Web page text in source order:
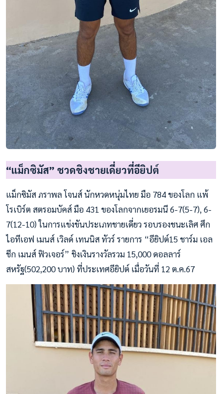
“แม็กซิมัส” ชวดชิงชายเดี่ยวที่อียิปต์
แม็กซิมัส ภราพล โจนส์ นักหวดหนุ่มไทย มือ 784 ของโลก แพ้
โรเบิร์ต สตรอมบัคส์ มือ 431 ของโลกจากเยอรมนี 6-7(5-7), 6-
7(12-10) ในการแข่งขันประเภทชายเดี่ยว รอบรองชนะเลิศ ศึก
ไอทีเอฟ เมนส์ เวิลด์ เทนนิส ทัวร์ รายการ “อียิปต์15 ชาร์ม เอล
ชีก เมนส์ ฟิวเจอร์” ชิงเงินรางวัลรวม 15,000 ดอลลาร์
สหรัฐ(502,200 บาท) ที่ประเทศอียิปต์ เมื่อวันที่ 12 ต.ค.67